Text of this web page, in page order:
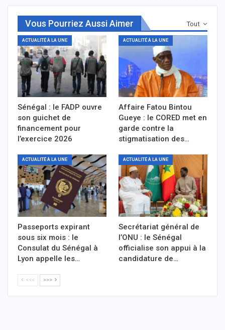
Tout
Vous Pourriez Aussi Aimer
ACTUALITÉ À LA UNE
Sénégal : le FADP ouvre
son guichet de
financement pour
l’exercice 2026
ACTUALITÉ À LA UNE
Affaire Fatou Bintou
Gueye : le CORED met en
garde contre la
stigmatisation des…
ACTUALITÉ À LA UNE
Passeports expirant
sous six mois : le
Consulat du Sénégal à
Lyon appelle les…
ACTUALITÉ À LA UNE
Secrétariat général de
l’ONU : le Sénégal
officialise son appui à la
candidature de…
<<< >>>